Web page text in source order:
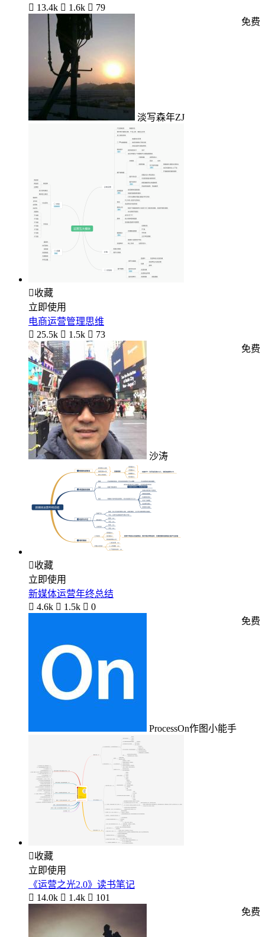
 13.4k  1.6k  79
淡写森年ZJ
免费
收藏
立即使用
电商运营管理思维
 25.5k  1.5k  73
沙涛
免费
收藏
立即使用
新媒体运营年终总结
 4.6k  1.5k  0
ProcessOn作图小能手
免费
收藏
立即使用
《运营之光2.0》读书笔记
 14.0k  1.4k  101
免费